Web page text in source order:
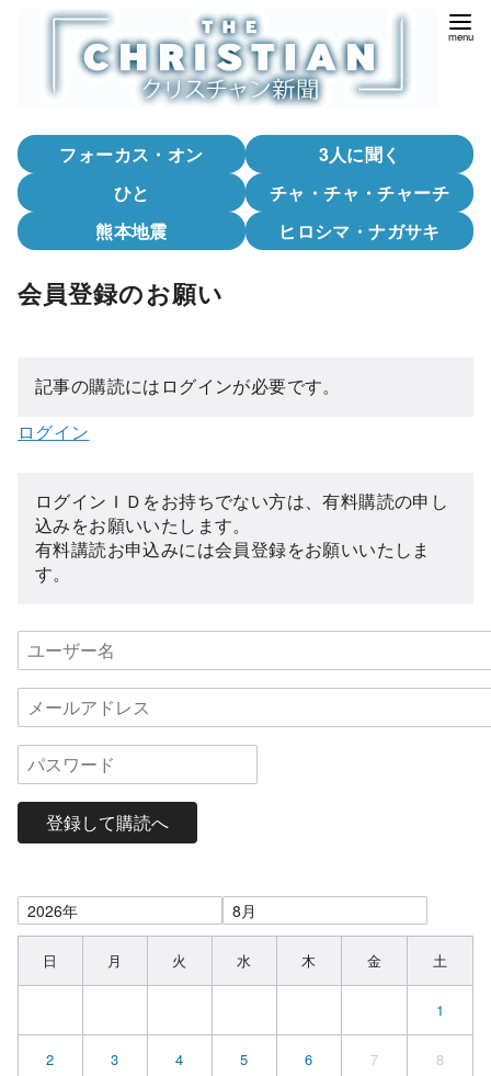
フォーカス・オン
3人に聞く
ひと
チャ・チャ・チャーチ
熊本地震
ヒロシマ・ナガサキ
会員登録のお願い
記事の購読にはログインが必要です。
ログイン
ログインＩＤをお持ちでない方は、有料購読の申し
込みをお願いいたします。
有料講読お申込みには会員登録をお願いいたしま
す。
登録して購読へ
日 月 火 水 木 金 土
1
2 3 4 5 6 7 8